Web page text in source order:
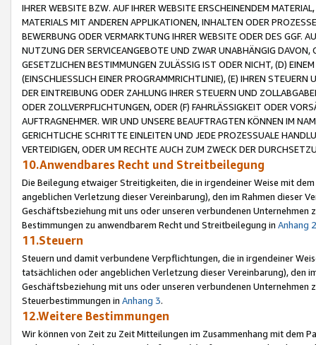
IHRER WEBSITE BZW. AUF IHRER WEBSITE ERSCHEINENDEM
MATERIALS MIT ANDEREN APPLIKATIONEN, INHALTEN ODER
BEWERBUNG ODER VERMARKTUNG IHRER WEBSITE ODER DES GGF.
NUTZUNG DER SERVICEANGEBOTE UND ZWAR UNABHÄNGIG
GESETZLICHEN BESTIMMUNGEN ZULÄSSIG IST ODER NICHT, (D)
(EINSCHLIESSLICH EINER PROGRAMMRICHTLINIE), (E) IHREN
DER EINTREIBUNG ODER ZAHLUNG IHRER STEUERN UND
ODER ZOLLVERPFLICHTUNGEN, ODER (F) FAHRLÄSSIGKEIT ODER
AUFTRAGNEHMER. WIR UND UNSERE BEAUFTRAGTEN KÖNNEN IM
GERICHTLICHE SCHRITTE EINLEITEN UND JEDE PROZESSUALE
VERTEIDIGEN, ODER UM RECHTE AUCH ZUM ZWECK DER
10.Anwendbares Recht und Streitbeilegung
Die Beilegung etwaiger Streitigkeiten, die in irgendeiner Weise mit
angeblichen Verletzung dieser Vereinbarung), den im Rahmen dieser
Geschäftsbeziehung mit uns oder unseren verbundenen
Bestimmungen zu anwendbarem Recht und Streitbeilegung in Anhang 2
11.Steuern
Steuern und damit verbundene Verpflichtungen, die in irgendeiner
tatsächlichen oder angeblichen Verletzung dieser Vereinbarung), den
Geschäftsbeziehung mit uns oder unseren verbundenen
Steuerbestimmungen in Anhang 3.
12.Weitere Bestimmungen
Wir können von Zeit zu Zeit Mitteilungen im Zusammenhang mit dem